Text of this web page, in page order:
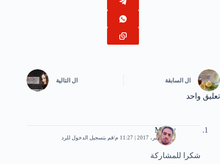
ال السابقة ال التالية
تعليق واحد
Mansy
22 ديسمبر، 2017 | 11:27 م قم بتسجيل الدخول للرد
شكرا للمشاركة